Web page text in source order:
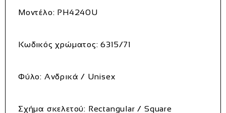
Μοντέλο: PH4240U
Κωδικός χρώματος: 6315/71
Φύλο: Ανδρικά / Unisex
Σχήμα σκελετού: Rectangular / Square